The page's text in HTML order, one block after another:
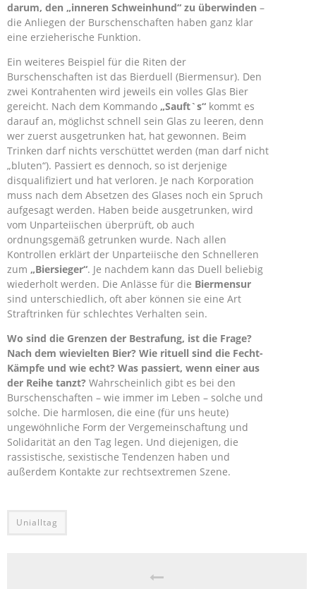
darum, den „inneren Schweinhund“ zu überwinden –
die Anliegen der Burschenschaften haben ganz klar
eine erzieherische Funktion.
Ein weiteres Beispiel für die Riten der
Burschenschaften ist das Bierduell (Biermensur). Den
zwei Kontrahenten wird jeweils ein volles Glas Bier
gereicht. Nach dem Kommando „Sauft`s“ kommt es
darauf an, möglichst schnell sein Glas zu leeren, denn
wer zuerst ausgetrunken hat, hat gewonnen. Beim
Trinken darf nichts verschüttet werden (man darf nicht
„bluten“). Passiert es dennoch, so ist derjenige
disqualifiziert und hat verloren. Je nach Korporation
muss nach dem Absetzen des Glases noch ein Spruch
aufgesagt werden. Haben beide ausgetrunken, wird
vom Unparteiischen überprüft, ob auch
ordnungsgemäß getrunken wurde. Nach allen
Kontrollen erklärt der Unparteiische den Schnelleren
zum „Biersieger“. Je nachdem kann das Duell beliebig
wiederholt werden. Die Anlässe für die Biermensur
sind unterschiedlich, oft aber können sie eine Art
Straftrinken für schlechtes Verhalten sein.
Wo sind die Grenzen der Bestrafung, ist die Frage?
Nach dem wievielten Bier? Wie rituell sind die Fecht-
Kämpfe und wie echt? Was passiert, wenn einer aus
der Reihe tanzt? Wahrscheinlich gibt es bei den
Burschenschaften – wie immer im Leben – solche und
solche. Die harmlosen, die eine (für uns heute)
ungewöhnliche Form der Vergemeinschaftung und
Solidarität an den Tag legen. Und diejenigen, die
rassistische, sexistische Tendenzen haben und
außerdem Kontakte zur rechtsextremen Szene.
Unialltag